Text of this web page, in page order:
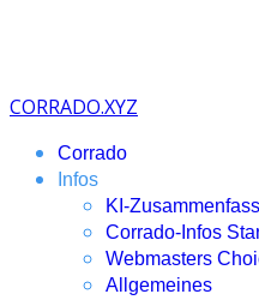
CORRADO.XYZ
Corrado
Infos
KI-
Corrado-Infos
Webmasters
Allgemeines